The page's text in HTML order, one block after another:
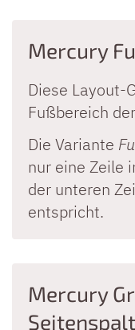
Mercury
Diese Layout-
Fußbereich
Die Variante
nur eine Zeile
der unteren
entspricht.
Mercury